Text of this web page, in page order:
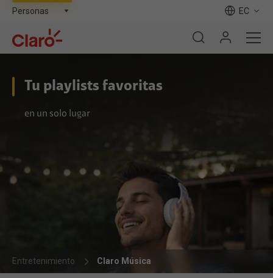
EC
Tu playlists favoritas
en un solo lugar
Entretenimiento Claro Música